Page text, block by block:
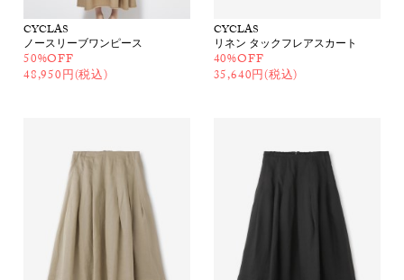
CYCLAS
ノースリーブワンピース
50%OFF
48,950円(税込)
CYCLAS
リネン タックフレアスカート
40%OFF
35,640円(税込)